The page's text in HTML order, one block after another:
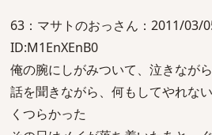
63：マサトのおっさん：2011/03/
ID:M1EnXEnB0
俺の腕にしがみついて、泣きなが
話を聞きながら、何もしてやれな
くつらかった